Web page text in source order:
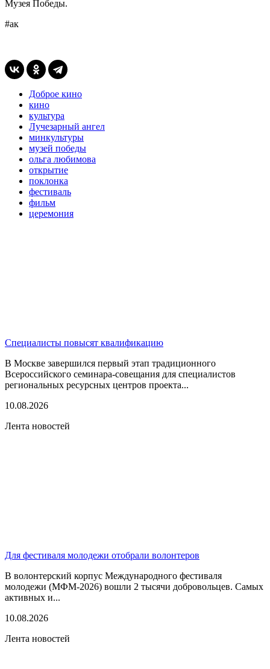
Музея Победы.
#ак
Доброе кино
кино
культура
Лучезарный ангел
минкультуры
музей победы
ольга любимова
открытие
поклонка
фестиваль
фильм
церемония
Специалисты повысят квалификацию
В Москве завершился первый этап традиционного
Всероссийского семинара-совещания для специалистов
региональных ресурсных центров проекта...
10.08.2026
Лента новостей
Для фестиваля молодежи отобрали волонтеров
В волонтерский корпус Международного фестиваля
молодежи (МФМ-2026) вошли 2 тысячи добровольцев. Самых
активных и...
10.08.2026
Лента новостей